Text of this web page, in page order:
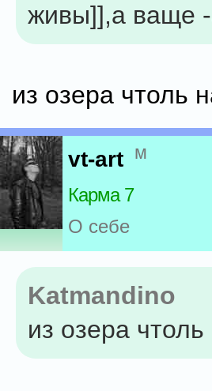
живы]],а ваще -
из озера чтоль
vt-art м
Карма 7
О себе
Katmandino
из озера